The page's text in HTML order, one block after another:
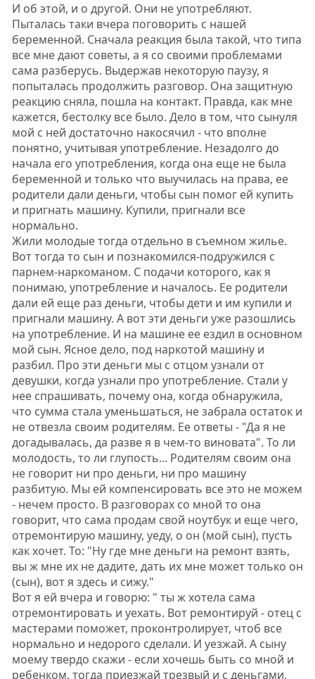
И об этой, и о другой. Они не употребляют.
Пыталась таки вчера поговорить с нашей
беременной. Сначала реакция была такой, что типа
все мне дают советы, а я со своими проблемами
сама разберусь. Выдержав некоторую паузу, я
попыталась продолжить разговор. Она защитную
реакцию сняла, пошла на контакт. Правда, как мне
кажется, бестолку все было. Дело в том, что сынуля
мой с ней достаточно накосячил - что вполне
понятно, учитывая употребление. Незадолго до
начала его употребления, когда она еще не была
беременной и только что выучилась на права, ее
родители дали деньги, чтобы сын помог ей купить
и пригнать машину. Купили, пригнали все
нормально.
Жили молодые тогда отдельно в съемном жилье.
Вот тогда то сын и познакомился-подружился с
парнем-наркоманом. С подачи которого, как я
понимаю, употребление и началось. Ее родители
дали ей еще раз деньги, чтобы дети и им купили и
пригнали машину. А вот эти деньги уже разошлись
на употребление. И на машине ее ездил в основном
мой сын. Ясное дело, под наркотой машину и
разбил. Про эти деньги мы с отцом узнали от
девушки, когда узнали про употребление. Стали у
нее спрашивать, почему она, когда обнаружила,
что сумма стала уменьшаться, не забрала остаток и
не отвезла своим родителям. Ее ответы - "Да я не
догадывалась, да разве я в чем-то виновата". То ли
молодость, то ли глупость... Родителям своим она
не говорит ни про деньги, ни про машину
разбитую. Мы ей компенсировать все это не можем
- нечем просто. В разговорах со мной то она
говорит, что сама продам свой ноутбук и еще чего,
отремонтирую машину, уеду, о он (мой сын), пусть
как хочет. То: "Ну где мне деньги на ремонт взять,
вы ж мне их не дадите, дать их мне может только он
(сын), вот я здесь и сижу."
Вот я ей вчера и говорю: " ты ж хотела сама
отремонтировать и уехать. Вот ремонтируй - отец с
мастерами поможет, проконтролирует, чтоб все
нормально и недорого сделали. И уезжай. А сыну
моему твердо скажи - если хочешь быть со мной и
ребенком, тогда приезжай трезвый и с деньгами,